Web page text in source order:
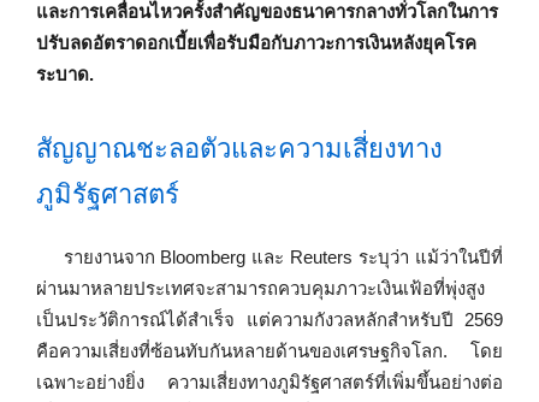
และการเคลื่อนไหวครั้งสำคัญของธนาคารกลางทั่วโลกในการ
ปรับลดอัตราดอกเบี้ยเพื่อรับมือกับภาวะการเงินหลังยุคโรค
ระบาด.
สัญญาณชะลอตัวและความเสี่ยงทาง
ภูมิรัฐศาสตร์
รายงานจาก Bloomberg และ Reuters ระบุว่า แม้ว่าในปีที่
ผ่านมาหลายประเทศจะสามารถควบคุมภาวะเงินเฟ้อที่พุ่งสูง
เป็นประวัติการณ์ได้สำเร็จ แต่ความกังวลหลักสำหรับปี 2569
คือความเสี่ยงที่ซ้อนทับกันหลายด้านของเศรษฐกิจโลก. โดย
เฉพาะอย่างยิ่ง ความเสี่ยงทางภูมิรัฐศาสตร์ที่เพิ่มขึ้นอย่างต่อ